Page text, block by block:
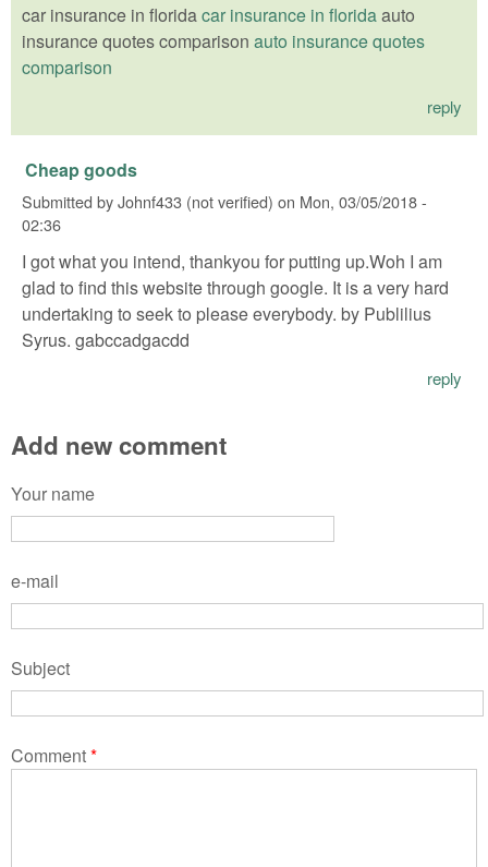
car insurance in floridacar insurance in floridaauto
insurance quotes comparison auto insurance quotes
comparison
reply
Cheap goods
Submitted byJohnf433 (not verified) on Mon, 03/05/2018 -
02:36
I got what you intend, thankyou for putting up.Woh I am
glad to find this website through google. It is a very hard
undertaking to seek to please everybody. by Publilius
Syrus. gabccadgacdd
reply
Add new comment
Your name
e-mail
Subject
Comment*